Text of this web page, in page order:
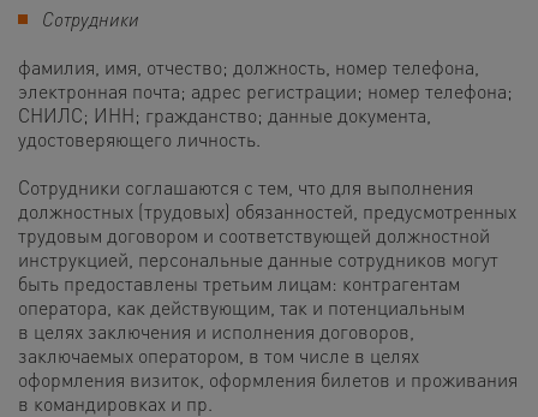
Сотрудники
фамилия, имя, отчество; должность, номер телефона,
электронная почта; адрес регистрации; номер телефона;
СНИЛС; ИНН; гражданство; данные документа,
удостоверяющего личность
Сотрудники соглашаются с тем, что для выполнения
должностных (трудовых) обязанностей, предусмотренных
трудовым договором и соответствующей должностной
инструкцией, персональные данные сотрудников могут
быть предоставлены третьим лицам: контрагентам
оператора, как действующим, так и потенциальным
в целях заключения и исполнения договоров,
заключаемых оператором, в том числе в целях
оформления визиток, оформления билетов и проживания
в командировках и пр.